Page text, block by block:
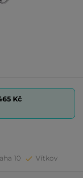
Kč
10 Vítkov